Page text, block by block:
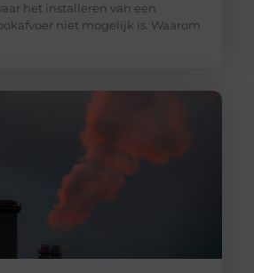
het installeren van een
niet mogelijk is. Waarom